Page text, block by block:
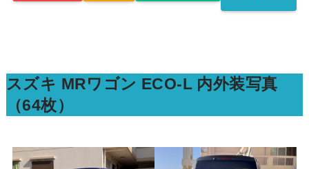
スズキ MRワゴン ECO‐L 内外装写真
（64枚）